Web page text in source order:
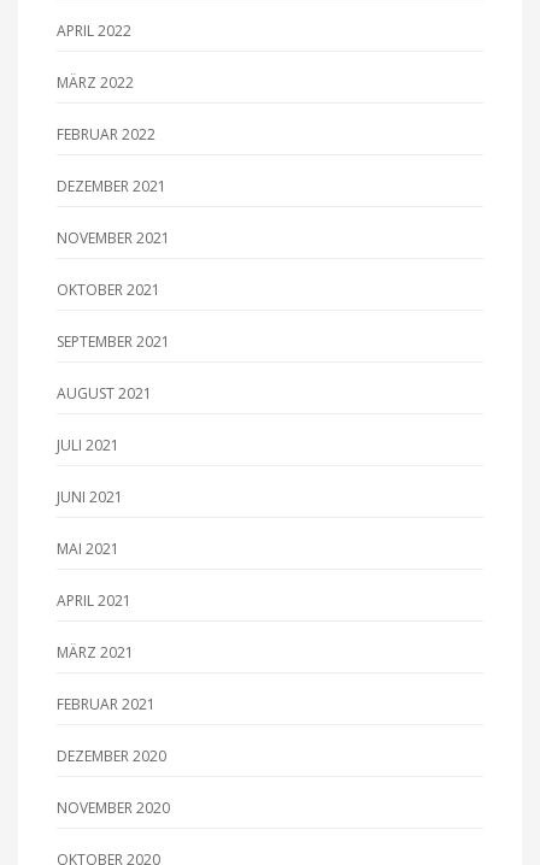
APRIL 2022
MÄRZ 2022
FEBRUAR 2022
DEZEMBER 2021
NOVEMBER 2021
OKTOBER 2021
SEPTEMBER 2021
AUGUST 2021
JULI 2021
JUNI 2021
MAI 2021
APRIL 2021
MÄRZ 2021
FEBRUAR 2021
DEZEMBER 2020
NOVEMBER 2020
OKTOBER 2020